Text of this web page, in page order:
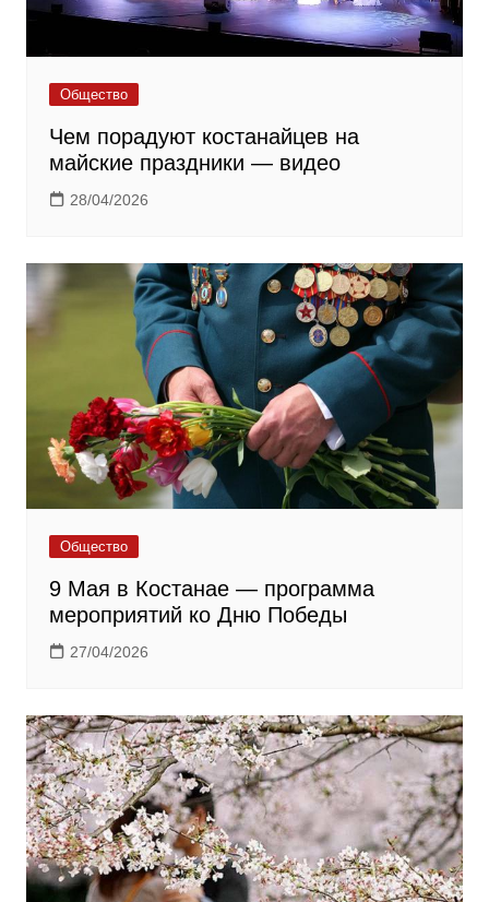
Общество
Чем порадуют костанайцев на
майские праздники — видео
28/04/2026
Общество
9 Мая в Костанае — программа
мероприятий ко Дню Победы
27/04/2026